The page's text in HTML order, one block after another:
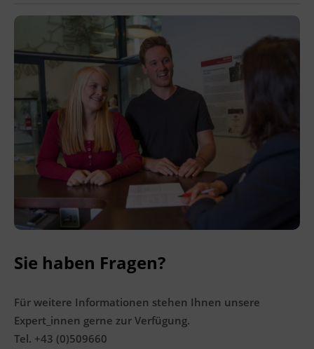
Ingenieurzertifizierung
Deutsch und Integration
Akademisches Studienzentrum
Digitales Lernen
BFI Reutte
BFI Schwaz
Sie haben Fragen?
Für weitere Informationen stehen Ihnen unsere
Expert_innen gerne zur Verfügung.
Tel. +43 (0)509660